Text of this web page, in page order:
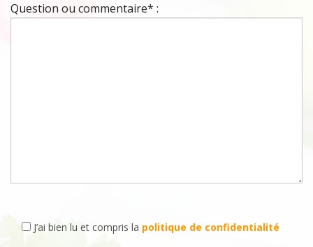
Question ou commentaire* :
J’ai bien lu et compris la politique de confidentialité